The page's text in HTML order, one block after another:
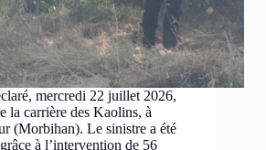
mercredi 22 juillet 2026,
la carrière des Kaolins, à
(Morbihan). Le sinistre a été
à l’intervention de 56